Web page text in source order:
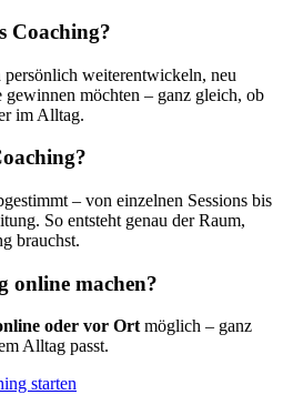
Coaching?
persönlich weiterentwickeln, neu
gewinnen möchten – ganz gleich, ob
im Alltag.
– von einzelnen Sessions bis
So entsteht genau der Raum,
brauchst.
online machen?
oder vor Ortmöglich – ganz
Alltag passt.
starten